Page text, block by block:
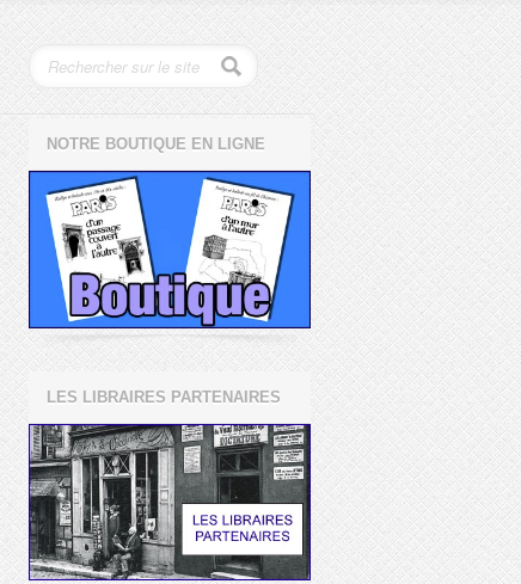
NOTRE BOUTIQUE EN LIGNE
LES LIBRAIRES PARTENAIRES